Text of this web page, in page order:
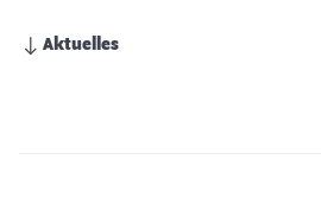
Aktuelles